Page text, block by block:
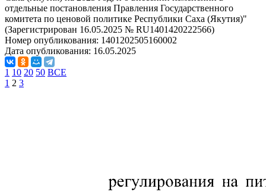
отдельные постановления Правления Государственного
комитета по ценовой политике Республики Саха (Якутия)"
(Зарегистрирован 16.05.2025 № RU1401420222566)
Номер опубликования: 1401202505160002
Дата опубликования: 16.05.2025
1 10 20 50 ВСЕ
1 2 3